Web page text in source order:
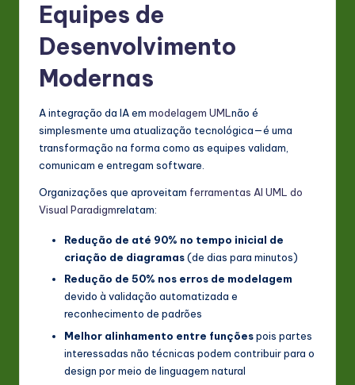
Equipes de
Desenvolvimento
Modernas
A integração da IA em modelagem UMLnão é
simplesmente uma atualização tecnológica—é uma
transformação na forma como as equipes validam,
comunicam e entregam software.
Organizações que aproveitam ferramentas AI UML do
Visual Paradigmrelatam:
Redução de até 90% no tempo inicial de
criação de diagramas(de dias para minutos)
Redução de 50% nos erros de modelagem
devido à validação automatizada e
reconhecimento de padrões
Melhor alinhamento entre funçõespois partes
interessadas não técnicas podem contribuir para o
design por meio de linguagem natural